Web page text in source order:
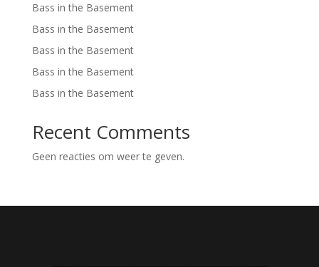
Bass in the Basement
Bass in the Basement
Bass in the Basement
Bass in the Basement
Bass in the Basement
Recent Comments
Geen reacties om weer te geven.